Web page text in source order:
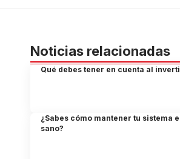
Noticias relacionadas
Qué debes tener en cuenta al
¿Sabes cómo mantener tu sistema
sano?